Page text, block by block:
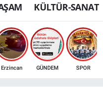
KÜLTÜR-SANAT
Erzincan GÜNDEM SPOR